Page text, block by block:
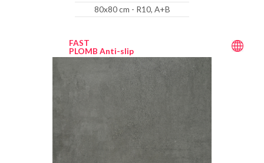
80x80 cm - R10, A+B
FAST
PLOMB Anti-slip